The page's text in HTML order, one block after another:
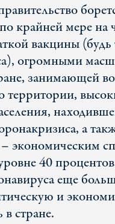
крайней мере на
вакцины (будь
огромными
занимающей
территории,
а
– экономическим
40
еще
и
в стране.